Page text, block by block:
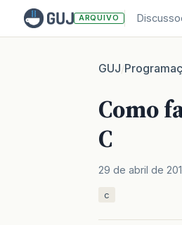
ARQUIVO
GUJ/
Como
C
29 de abril de
c